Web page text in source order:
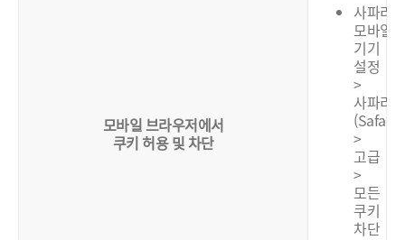
모바일 브라우저에서
쿠키 허용 및 차단
사파리:
모바일
기기
설정
>
사파리
(Safari)
>
고급
>
모든
쿠키
차단